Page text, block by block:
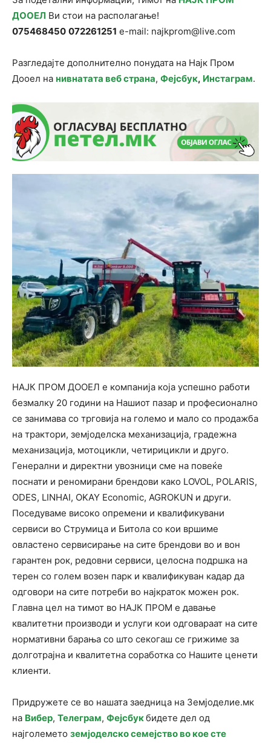
ДООЕЛ Ви стои на располагање!
075468450 072261251 e-mail: najkprom@live.com
Разгледајте дополнително понудата на Најк Пром
Дооел на нивнатата веб страна, Фејсбук, Инстаграм.
НАЈК ПРОМ ДООЕЛ е компанија која успешно работи
безмалку 20 години на Нашиот пазар и професионално
се занимава со трговија на големо и мало со продажба
на трактори, земјоделска механизација, градежна
механизација, мотоцикли, четирицикли и друго.
Генерални и директни увозници сме на повеќе
поснати и реномирани брендови како LOVOL, POLARIS,
ODES, LINHAI, OKAY Economic, AGROKUN и други.
Поседуваме високо опремени и квалификувани
сервиси во Струмица и Битола со кои вршиме
овластено сервисирање на сите брендови во и вон
гарантен рок, редовни сервиси, целосна подршка на
терен со голем возен парк и квалификуван кадар да
одговори на сите потреби во најкраток можен рок.
Главна цел на тимот во НАЈК ПРОМ е давање
квалитетни производи и услуги кои одговараат на сите
нормативни барања со што секогаш се грижиме за
долготрајна и квалитетна соработка со Нашите ценети
клиенти.
Придружете се во нашата заедница на Земјоделие.мк
на Вибер, Телеграм, Фејсбукбидете дел од
најголемето земјоделско семејство во кое сте